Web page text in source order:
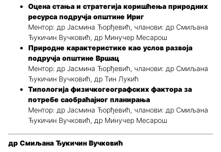
Оцена стања и стратегија коришћења природних
ресурса подручја општине Ириг
Ментор: др Јасмина Ђорђевић, чланови: др Смиљана
Ђукичин Вучковић, др Минучер Месарош
Природне карактеристике као услов развоја
подручја општине Вршац
Ментор: др Јасмина Ђорђевић, чланови: др Смиљана
Ђукичин Вучковић, др Тин Лукић
Типологија физичкогеографских фактора за
потребе саобраћајног планирања
Ментор: др Јасмина Ђорђевић, чланови: др Смиљана
Ђукичин Вучковић, др Минучер Месарош
др Смиљана Ђукичин Вучковић